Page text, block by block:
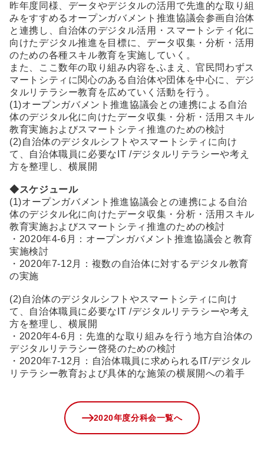
昨年度同様、データやデジタルの活用で先進的な取り組
みをすすめるオープンガバメント推進協議会参画自治体
と連携し、自治体のデジタル活用・スマートシティ化に
向けたデジタル推進を目標に、データ収集・分析・活用
のための各種スキル教育を実施していく。
また、ここ数年の取り組み内容をふまえ、官民問わずス
マートシティに関心のある自治体や団体を中心に、デジ
タルリテラシー教育を広めていく活動を行う。
(1)オープンガバメント推進協議会との連携による自治
体のデジタル化に向けたデータ収集・分析・活用スキル
教育実施およびスマートシティ推進のための検討
(2)自治体のデジタルシフトやスマートシティに向け
て、自治体職員に必要なIT /デジタルリテラシーや考え
方を整理し、横展開
◆スケジュール
(1)オープンガバメント推進協議会との連携による自治
体のデジタル化に向けたデータ収集・分析・活用スキル
教育実施およびスマートシティ推進のための検討
・2020年4-6月：オープンガバメント推進協議会と教育
実施検討
・2020年7-12月：複数の自治体に対するデジタル教育
の実施
(2)自治体のデジタルシフトやスマートシティに向け
て、自治体職員に必要なIT /デジタルリテラシーや考え
方を整理し、横展開
・2020年4-6月：先進的な取り組みを行う地方自治体の
デジタルリテラシー啓発のための検討
・2020年7-12月：自治体職員に求められるIT/デジタル
リテラシー教育および具体的な施策の横展開への着手
2020年度分科会一覧へ